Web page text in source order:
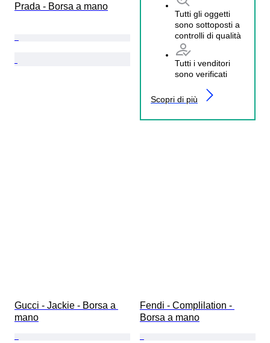
Tutti gli oggetti
sono sottoposti a
controlli di qualità
Tutti i venditori
sono verificati
Scopri di più
Prada - Borsa a mano
Gucci - Jackie - Borsa a
mano
Fendi - Complilation -
Borsa a mano